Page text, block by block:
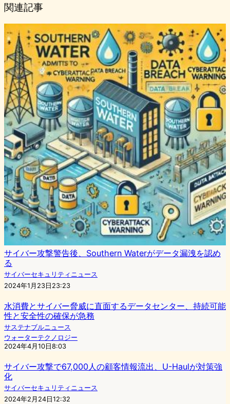
関連記事
サイバー攻撃警告後、Southern Waterがデータ漏洩を認め
る
サイバーセキュリティニュース
2024年1月23日23:23
水消費とサイバー脅威に直面するデータセンター、持続可能
性と安全性の確保が急務
サステナブルニュース
ウォーターテクノロジー
2024年4月10日8:03
サイバー攻撃で67,000人の顧客情報流出、U-Haulが対策強
化
サイバーセキュリティニュース
2024年2月24日12:32